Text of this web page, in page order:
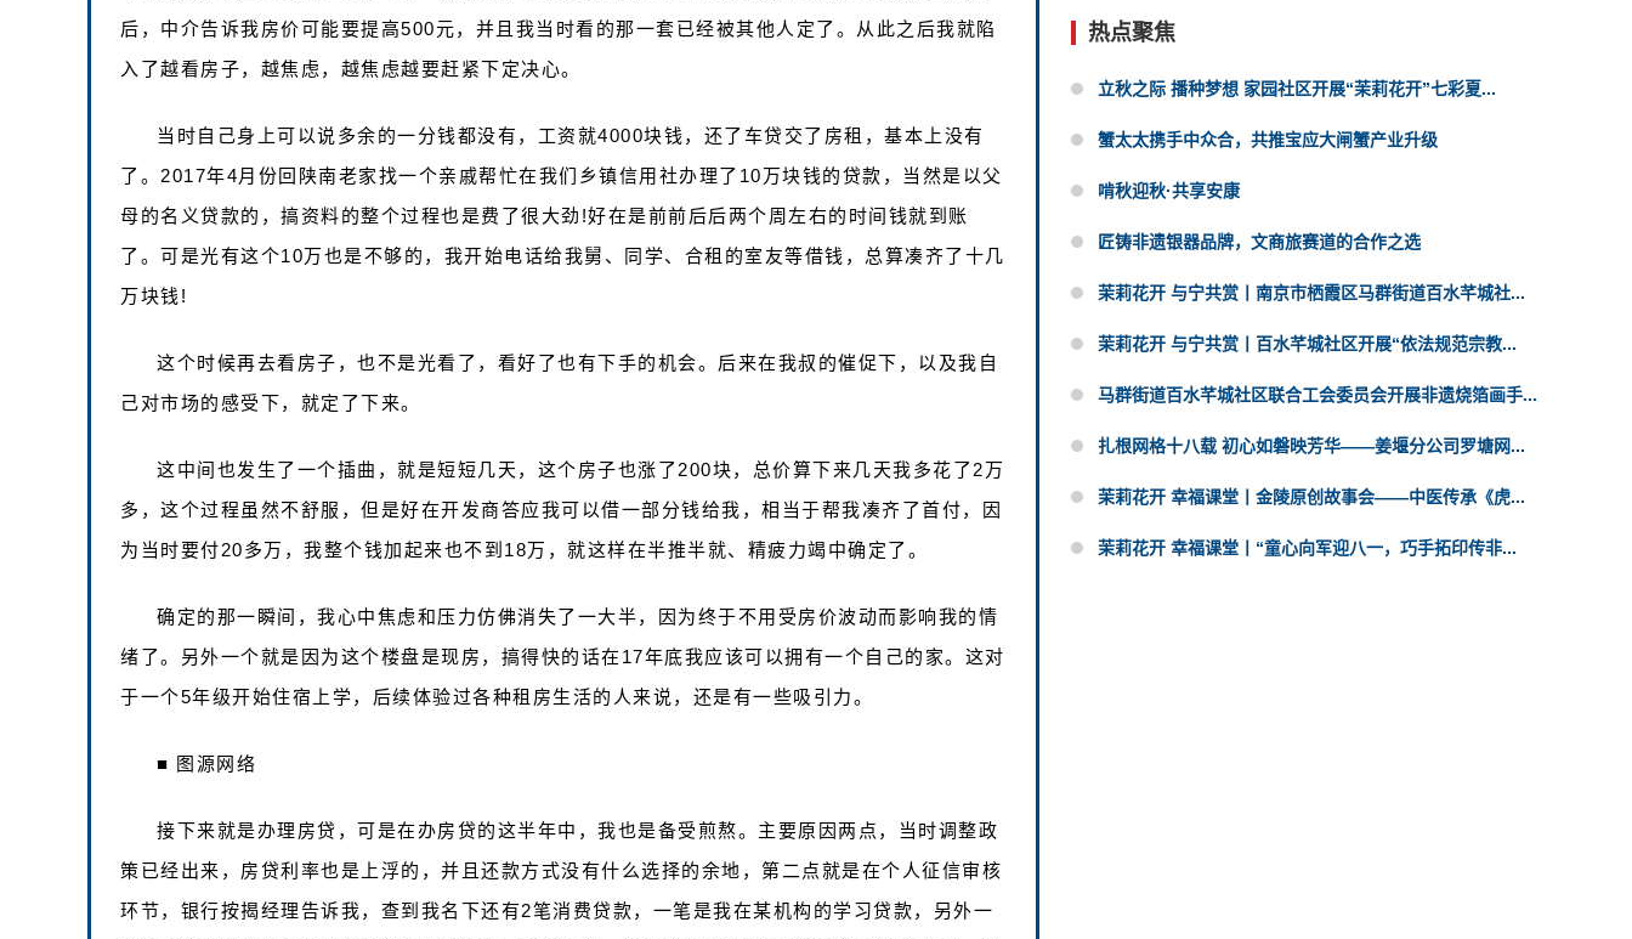
后，中介告诉我房价可能要提高500元，并且我当时看的那一套已经被其他人定了。从此之后我就陷
入了越看房子，越焦虑，越焦虑越要赶紧下定决心。
当时自己身上可以说多余的一分钱都没有，工资就4000块钱，还了车贷交了房租，基本上没有
了。2017年4月份回陕南老家找一个亲戚帮忙在我们乡镇信用社办理了10万块钱的贷款，当然是以父
母的名义贷款的，搞资料的整个过程也是费了很大劲!好在是前前后后两个周左右的时间钱就到账
了。可是光有这个10万也是不够的，我开始电话给我舅、同学、合租的室友等借钱，总算凑齐了十几
万块钱!
这个时候再去看房子，也不是光看了，看好了也有下手的机会。后来在我叔的催促下，以及我自
己对市场的感受下，就定了下来。
这中间也发生了一个插曲，就是短短几天，这个房子也涨了200块，总价算下来几天我多花了2万
多，这个过程虽然不舒服，但是好在开发商答应我可以借一部分钱给我，相当于帮我凑齐了首付，因
为当时要付20多万，我整个钱加起来也不到18万，就这样在半推半就、精疲力竭中确定了。
确定的那一瞬间，我心中焦虑和压力仿佛消失了一大半，因为终于不用受房价波动而影响我的情
绪了。另外一个就是因为这个楼盘是现房，搞得快的话在17年底我应该可以拥有一个自己的家。这对
于一个5年级开始住宿上学，后续体验过各种租房生活的人来说，还是有一些吸引力。
■ 图源网络
接下来就是办理房贷，可是在办房贷的这半年中，我也是备受煎熬。主要原因两点，当时调整政
策已经出来，房贷利率也是上浮的，并且还款方式没有什么选择的余地，第二点就是在个人征信审核
环节，银行按揭经理告诉我，查到我名下还有2笔消费贷款，一笔是我在某机构的学习贷款，另外一
热点聚焦
立秋之际 播种梦想 家园社区开展“茉莉花开”七彩夏...
蟹太太携手中众合，共推宝应大闸蟹产业升级
啃秋迎秋·共享安康
匠铸非遗银器品牌，文商旅赛道的合作之选
茉莉花开 与宁共赏丨南京市栖霞区马群街道百水芊城社...
茉莉花开 与宁共赏丨百水芊城社区开展“依法规范宗教...
马群街道百水芊城社区联合工会委员会开展非遗烧箔画手...
扎根网格十八载 初心如磐映芳华——姜堰分公司罗塘网...
茉莉花开 幸福课堂丨金陵原创故事会——中医传承《虎...
茉莉花开 幸福课堂丨“童心向军迎八一，巧手拓印传非...